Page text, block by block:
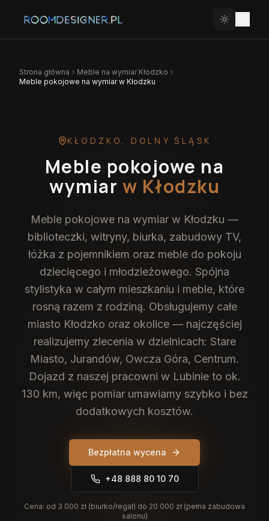
Strona główna Meble na wymiar Kłodzko
Meble pokojowe na wymiar w Kłodzku
KŁODZKO , DOLNY ŚLĄSK
Meble pokojowe na
wymiar w Kłodzku
Meble pokojowe na wymiar w Kłodzku —
biblioteczki, witryny, biurka, zabudowy TV,
łóżka z pojemnikiem oraz meble do pokoju
dziecięcego i młodzieżowego. Spójna
stylistyka w całym mieszkaniu i meble, które
rosną razem z rodziną. Obsługujemy całe
miasto Kłodzko oraz okolice — najczęściej
realizujemy zlecenia w dzielnicach: Stare
Miasto, Jurandów, Owcza Góra, Centrum.
Dojazd z naszej pracowni w Lubinie to ok.
130 km, więc pomiar umawiamy szybko i bez
dodatkowych kosztów.
Bezpłatna wycena
+48 888 80 10 70
Cena: od 3 000 zł (biurko/regał) do 20 000 zł (pełna zabudowa
salonu)